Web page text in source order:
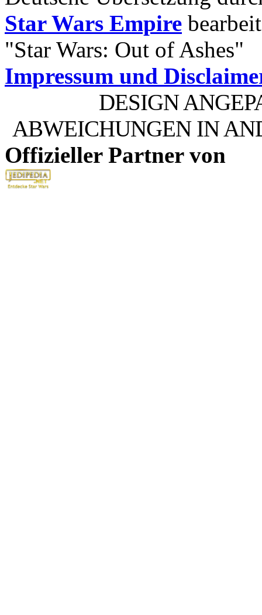
Star Wars Empire
"Star Wars: Out of Ashes"
Impressum und
DESIGN
ABWEICHUNGEN IN
Offizieller Partner von